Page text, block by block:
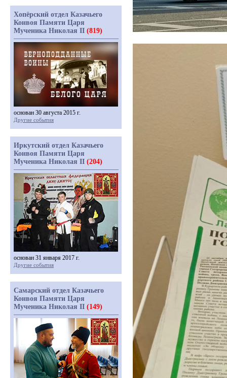
Хопёрский отдел Казачьего
Конвоя Памяти Царя
Мученика Николая II (819)
основан 30 августа 2015 г.
Другие события
Иркутский отдел Казачьего
Конвоя Памяти Царя
Мученика Николая II (204)
основан 31 января 2017 г.
Другие события
Самарский отдел Казачьего
Конвоя Памяти Царя
Мученика Николая II (149)